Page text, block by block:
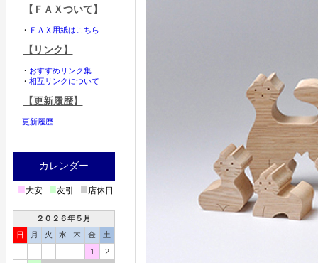
【ＦＡＸついて】
・ ＦＡＸ用紙はこちら
【リンク】
・ おすすめリンク集
・ 相互リンクについて
【更新履歴】
更新履歴
カレンダー
■大安 ■友引 ■店休日
２０２６年５月
日
月 火 水 木 金
土
1
2